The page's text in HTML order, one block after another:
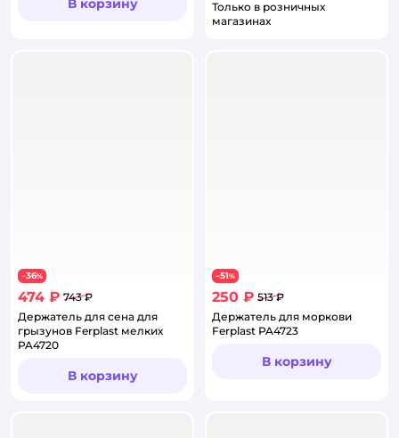
Только в розничных
магазинах
−36%
474 ₽ 743 ₽
Держатель для сена для
грызунов Ferplast мелких
PA4720
В корзину
−51%
250 ₽ 513 ₽
Держатель для моркови
Ferplast PA4723
В корзину